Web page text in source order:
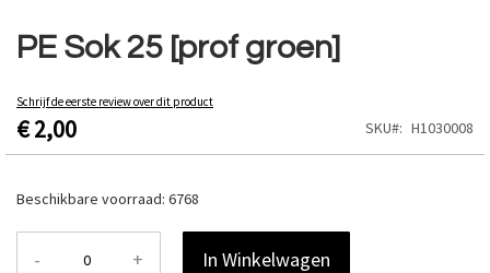
PE Sok 25 [prof groen]
Schrijf de eerste review over dit product
€ 2,00 SKU H1030008
Beschikbare voorraad: 6768
- + In Winkelwagen
naar
het
van
de
afbeeldingen-